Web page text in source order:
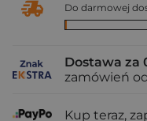
Do darmowej
Dostawa za
zamówień
Kup teraz,